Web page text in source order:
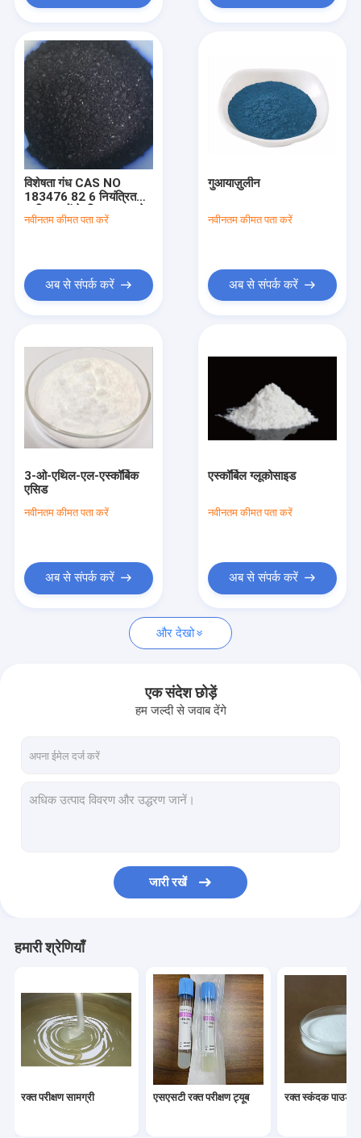
उत्पाद
फैक्टरी यात्रा
एसएसटी रक्त परीक्षण ट्यूब
उपभोग्य चिकित्सा सामग्री
विशेषता गंध CAS NO
183476 82 6 नियंत्रित
प्रक्रियाओं के लिए 0.1% से
कम पानी युक्त औद्योगिक
नवीनतम कीमत पता करें
अब से संपर्क करें
गुआयाज़ुलीन
नवीनतम कीमत पता करें
अब से संपर्क करें
3-ओ-एथिल-एल-एस्कॉर्बिक
एसिड
नवीनतम कीमत पता करें
अब से संपर्क करें
एस्कॉर्बिल ग्लूकोसाइड
नवीनतम कीमत पता करें
अब से संपर्क करें
और देखो
एक संदेश छोड़ें
हम जल्दी से जवाब देंगे
जारी रखें
हमारी श्रेणियाँ
रक्त परीक्षण सामग्री एसएसटी रक्त परीक्षण ट्यूब रक्त स्कंदक पाउडर